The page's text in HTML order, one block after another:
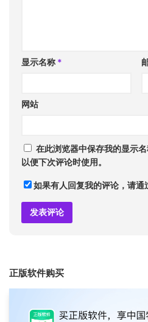
显示名称 *
网站
在此浏览器中保存我的显示
以便下次评论时使用。
如果有人回复我的评论，请通
正版软件购买